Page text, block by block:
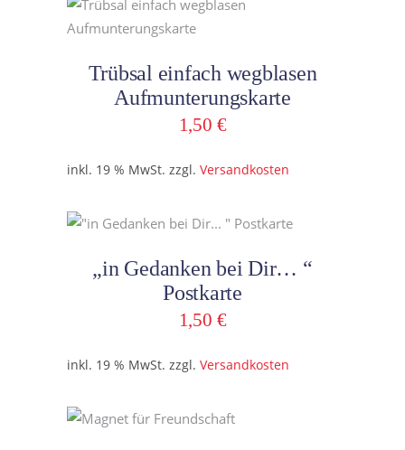
In den Warenkorb
Trübsal einfach wegblasen
Aufmunterungskarte
1,50 €
inkl. 19 % MwSt. zzgl. Versandkosten
„in Gedanken bei Dir… “
Postkarte
1,50 €
inkl. 19 % MwSt. zzgl. Versandkosten